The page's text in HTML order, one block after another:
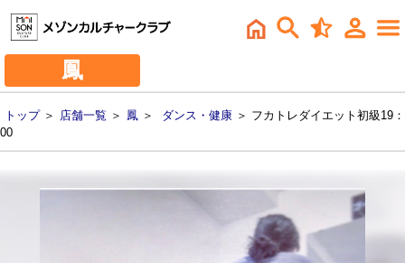
鳳
トップ＞ 店舗一覧 ＞ 鳳 ＞ ダンス・健康 ＞ フカトレダイエット初級19：
00